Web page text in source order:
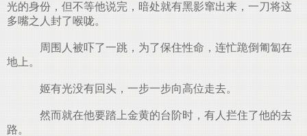
光的身份，但不等他说完，暗处就有黑影窜出来，一刀将这
多嘴之人封了喉咙。
周围人被吓了一跳，为了保住性命，连忙跪倒匍匐在
地上。
姬有光没有回头，一步一步向高位走去。
然而就在他要踏上金黄的台阶时，有人拦住了他的去
路。